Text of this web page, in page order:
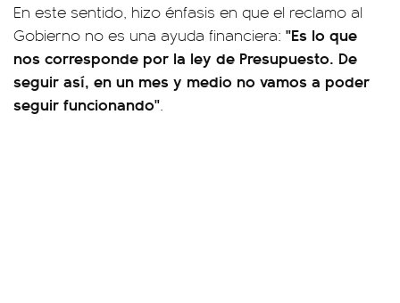
En este sentido, hizo énfasis en que el reclamo al
Gobierno no es una ayuda financiera: "Es lo que
nos corresponde por la ley de Presupuesto. De
seguir así, en un mes y medio no vamos a poder
seguir funcionando".